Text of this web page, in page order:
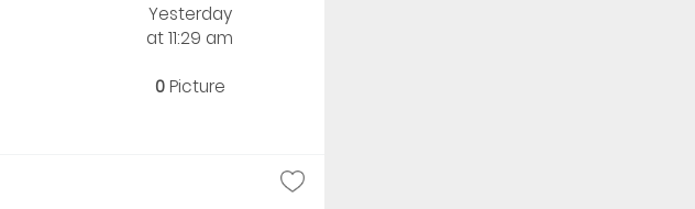
Yesterday
at 11:29 am
0Picture